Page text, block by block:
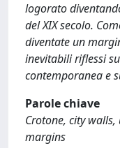
logorato
del XIX secolo.
diventate un
inevitabili riflessi
contemporanea e
Parole chiave
Crotone, city
margins